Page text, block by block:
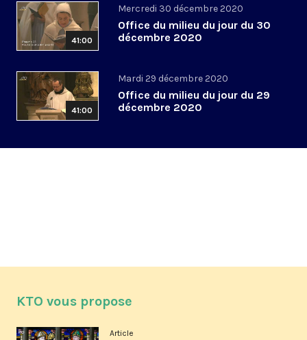
41:00
Mercredi 30 décembre 2020
Office du milieu du jour du 30
décembre 2020
41:00
Mardi 29 décembre 2020
Office du milieu du jour du 29
décembre 2020
KTO vous propose
Article